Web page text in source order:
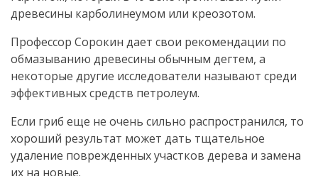
древесины карболинеумом или креозотом.
Профессор Сорокин дает свои рекомендации по
обмазыванию древесины обычным дегтем, а
некоторые другие исследователи называют среди
эффективных средств петролеум.
Если гриб еще не очень сильно распространился, то
хороший результат может дать тщательное
удаление поврежденных участков дерева и замена
их на новые.